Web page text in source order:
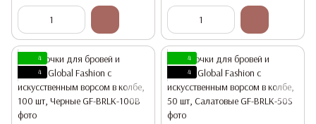
4
4
4
4